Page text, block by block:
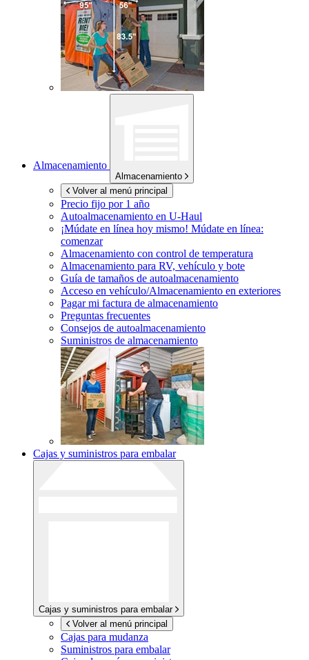
Almacenamiento
Almacenamiento
Volver al menú principal
Precio fijo por 1 año
Autoalmacenamiento en U-Haul
¡Múdate en línea hoy mismo! Múdate en línea:
comenzar
Almacenamiento con control de temperatura
Almacenamiento para RV, vehículo y bote
Guía de tamaños de autoalmacenamiento
Acceso en vehículo/Almacenamiento en exteriores
Pagar mi factura de almacenamiento
Preguntas frecuentes
Consejos de autoalmacenamiento
Suministros de almacenamiento
Cajas y suministros para embalar
Cajas y suministros para embalar
Volver al menú principal
Cajas para mudanza
Suministros para embalar